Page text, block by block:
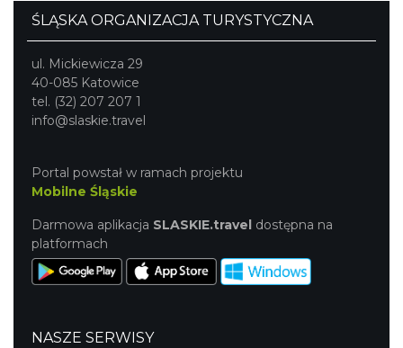
ŚLĄSKA ORGANIZACJA TURYSTYCZNA
ul. Mickiewicza 29
40-085 Katowice
tel. (32) 207 207 1
info@slaskie.travel
Portal powstał w ramach projektu
Mobilne Śląskie
Darmowa aplikacja SLASKIE.travel dostępna na
platformach
NASZE SERWISY